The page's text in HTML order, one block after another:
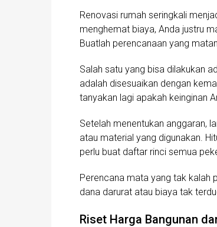
Renovasi rumah seringkali
menghemat biaya, Anda justru
Buatlah perencanaan yang
Salah satu yang bisa dilakukan
adalah disesuaikan dengan
tanyakan lagi apakah keinginan
Setelah menentukan anggaran,
atau material yang digunakan.
perlu buat daftar rinci semua
Perencana mata yang tak kalah
dana darurat atau biaya tak
Riset Harga Bangunan